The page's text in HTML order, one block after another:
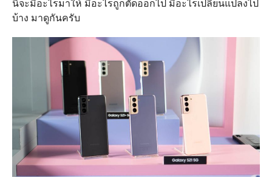
นี้จะมีอะไรมาให้ มีอะไรถูกตัดออกไป มีอะไรเปลี่ยนแปลงไป
บ้าง มาดูกันครับ